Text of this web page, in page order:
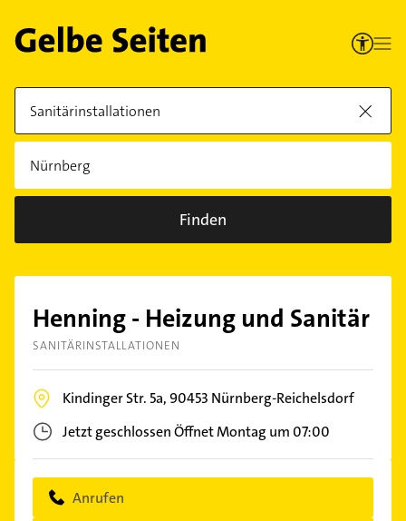
Finden
Henning - Heizung und Sanitär
SANITÄRINSTALLATIONEN
Kindinger Str. 5a,90453 Nürnberg-Reichelsdorf
Jetzt geschlossenÖffnet Montag um 07:00
Anrufen